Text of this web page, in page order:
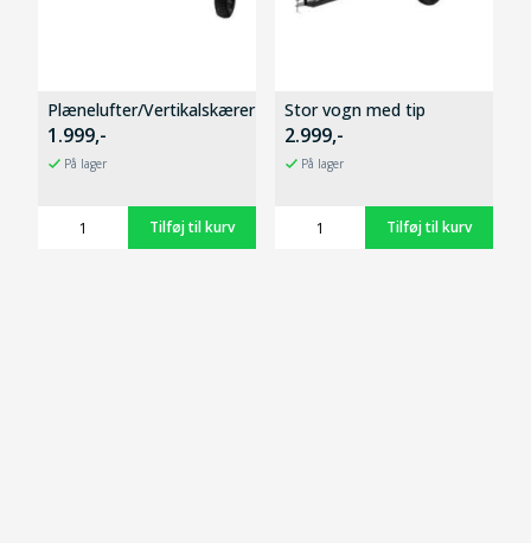
Plænelufter/Vertikalskærer
1.999,-
På lager
Stor vogn med tip
2.999,-
På lager